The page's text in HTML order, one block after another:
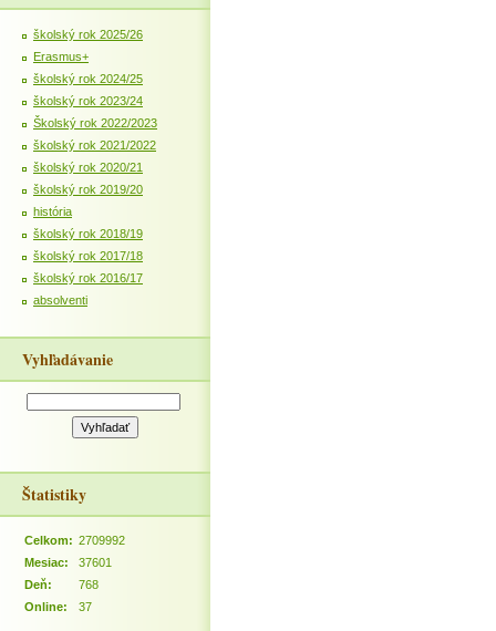
školský rok 2025/26
Erasmus+
školský rok 2024/25
školský rok 2023/24
Školský rok 2022/2023
školský rok 2021/2022
školský rok 2020/21
školský rok 2019/20
história
školský rok 2018/19
školský rok 2017/18
školský rok 2016/17
absolventi
Vyhľadávanie
Štatistiky
Online: 37
Celkom: 2709992
Mesiac:
37601
Deň:
768